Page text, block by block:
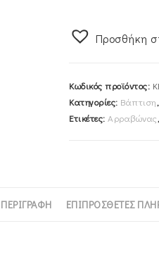
Χρυσός
20336Y
ποσότητα
Προσθήκη
Κωδικός προϊόντος:
Κατηγορίες: Βάπτιση,
Ετικέτες: Αρραβώνας,
ΠΕΡΙΓΡΑΦΉ ΕΠΙΠΡΌΣΘΕΤΕΣ